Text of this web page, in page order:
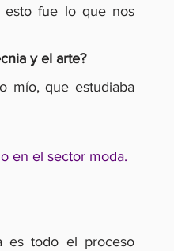
fue lo que nos
y el arte?
mío, que estudiaba
en el sector moda.
es todo el proceso